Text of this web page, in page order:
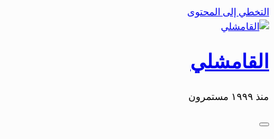
التخطي إلى المحتوى
القامشلي
منذ ١٩٩٩ مستمرون